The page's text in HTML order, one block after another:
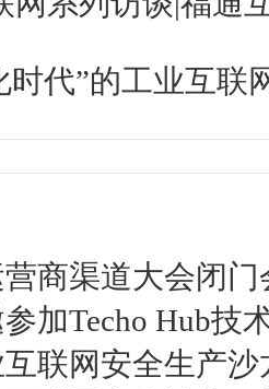
时代”的工业互联
商渠道大会闭
加Techo Hub技
联网安全生产